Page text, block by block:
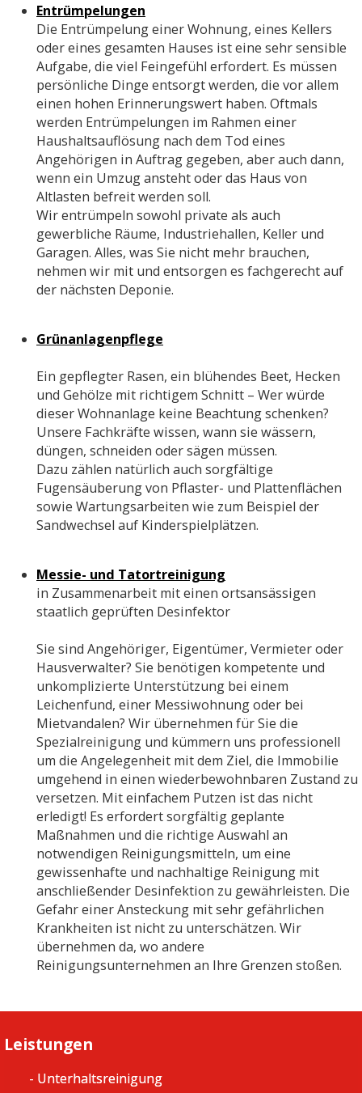
Entrümpelungen
Die Entrümpelung einer Wohnung, eines Kellers
oder eines gesamten Hauses ist eine sehr sensible
Aufgabe, die viel Feingefühl erfordert. Es müssen
persönliche Dinge entsorgt werden, die vor allem
einen hohen Erinnerungswert haben. Oftmals
werden Entrümpelungen im Rahmen einer
Haushaltsauflösung nach dem Tod eines
Angehörigen in Auftrag gegeben, aber auch dann,
wenn ein Umzug ansteht oder das Haus von
Altlasten befreit werden soll.
Wir entrümpeln sowohl private als auch
gewerbliche Räume, Industriehallen, Keller und
Garagen. Alles, was Sie nicht mehr brauchen,
nehmen wir mit und entsorgen es fachgerecht auf
der nächsten Deponie.
Grünanlagenpflege
Ein gepflegter Rasen, ein blühendes Beet, Hecken
und Gehölze mit richtigem Schnitt – Wer würde
dieser Wohnanlage keine Beachtung schenken?
Unsere Fachkräfte wissen, wann sie wässern,
düngen, schneiden oder sägen müssen.
Dazu zählen natürlich auch sorgfältige
Fugensäuberung von Pflaster- und Plattenflächen
sowie Wartungsarbeiten wie zum Beispiel der
Sandwechsel auf Kinderspielplätzen.
Messie- und Tatortreinigung
in Zusammenarbeit mit einen ortsansässigen
staatlich geprüften Desinfektor
Sie sind Angehöriger, Eigentümer, Vermieter oder
Hausverwalter? Sie benötigen kompetente und
unkomplizierte Unterstützung bei einem
Leichenfund, einer Messiwohnung oder bei
Mietvandalen? Wir übernehmen für Sie die
Spezialreinigung und kümmern uns professionell
um die Angelegenheit mit dem Ziel, die Immobilie
umgehend in einen wiederbewohnbaren Zustand zu
versetzen. Mit einfachem Putzen ist das nicht
erledigt! Es erfordert sorgfältig geplante
Maßnahmen und die richtige Auswahl an
notwendigen Reinigungsmitteln, um eine
gewissenhafte und nachhaltige Reinigung mit
anschließender Desinfektion zu gewährleisten. Die
Gefahr einer Ansteckung mit sehr gefährlichen
Krankheiten ist nicht zu unterschätzen. Wir
übernehmen da, wo andere
Reinigungsunternehmen an Ihre Grenzen stoßen.
Leistungen
- Unterhaltsreinigung